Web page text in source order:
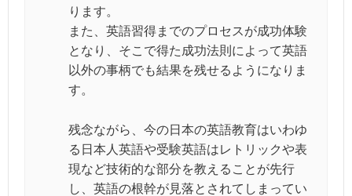
ります。
また、英語習得までのプロセスが成功体験
となり、そこで得た成功法則によって英語
以外の事柄でも結果を残せるようになりま
す。
残念ながら、今の日本の英語教育はいわゆ
る日本人英語や受験英語はレトリックや表
現など技術的な部分を教えることが先行
し、英語の根幹が見落とされてしまってい